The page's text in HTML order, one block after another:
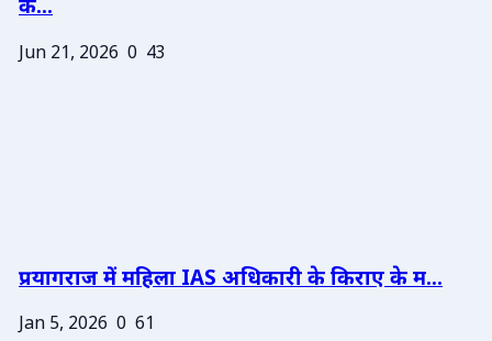
के...
Jun 21, 2026 0 43
प्रयागराज में महिला IAS अधिकारी के किराए के म...
Jan 5, 2026 0 61